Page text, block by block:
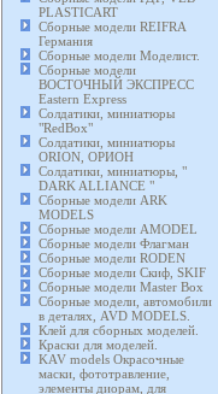
PLASTICART
Сборные модели REIFRA
Германия
Сборные модели Моделист.
Сборные модели
ВОСТОЧНЫЙ ЭКСПРЕСС
Eastern Express
Солдатики, миниатюры
"RedBox"
Солдатики, миниатюры
ORION, ОРИОН
Солдатики, миниатюры, "
DARK ALLIANCE "
Сборные модели ARK
MODELS
Сборные модели AMODEL
Сборные модели Флагман
Сборные модели RODEN
Сборные модели Скиф, SKIF
Сборные модели Master Box
Сборные модели, автомобили
в деталях, AVD MODELS.
Клей для сборных моделей.
Краски для моделей.
KAV models Окрасочные
маски, фототравление,
элементы диорам, для